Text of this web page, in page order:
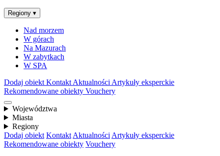
Regiony ▾
Nad morzem
W górach
Na Mazurach
W zabytkach
W SPA
Dodaj obiekt Kontakt Aktualności Artykuły eksperckie
Rekomendowane obiekty Vouchery
Województwa
Miasta
Regiony
Dodaj obiekt Kontakt Aktualności Artykuły eksperckie
Rekomendowane obiekty Vouchery